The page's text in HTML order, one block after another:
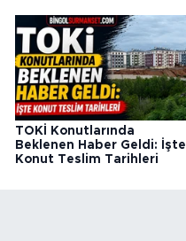
TOKİ Konutlarında
Beklenen Haber Geldi: İşte
Konut Teslim Tarihleri